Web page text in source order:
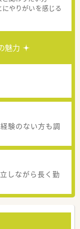
やりがいを感じる
魅力
験のない方も調
しながら長く勤